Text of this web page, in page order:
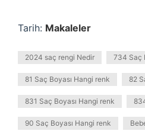
Tarih: Makaleler
2024 saç rengi Nedir 734 Saç
81 Saç Boyası Hangi renk 82
831 Saç Boyası Hangi renk
90 Saç Boyası Hangi renk